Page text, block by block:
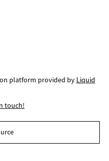
platform provided by Liquid
touch!